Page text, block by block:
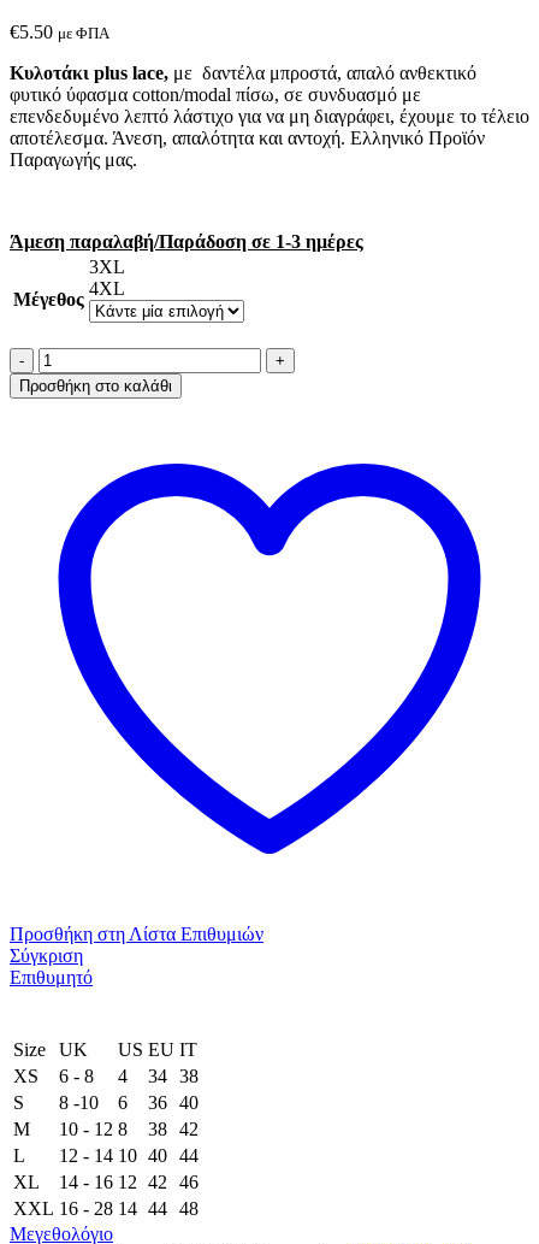
€5.50 με ΦΠΑ
Κυλοτάκι plus lace, με δαντέλα μπροστά, απαλό ανθεκτικό
φυτικό ύφασμα cotton/modal πίσω, σε συνδυασμό με
επενδεδυμένο λεπτό λάστιχο για να μη διαγράφει, έχουμε το τέλειο
αποτέλεσμα. Άνεση, απαλότητα και αντοχή. Ελληνικό Προϊόν
Παραγωγής μας.
Άμεση παραλαβή/Παράδοση σε 1-3 ημέρες
Μέγεθος
3XL
4XL
Α.A
UNDERWEAR
Κυλοτάκι
Modal
Λευκό
ποσότητα
Προσθήκη στο καλάθι
Προσθήκη στη Λίστα Επιθυμιών
Σύγκριση
Επιθυμητό
Size UK US EU ΙΤ
XS
6 - 8 4 34 38
S
8 -10 6 36 40
M
10 - 12 8 38 42
L
12 - 14 10 40 44
XL
14 - 16 12 42
46
XXL 16 - 28 14 44 48
Μεγεθολόγιο